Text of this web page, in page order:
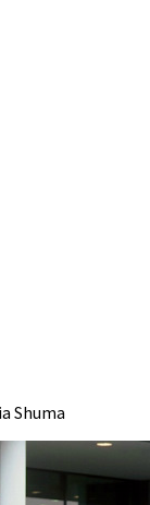
Shuma